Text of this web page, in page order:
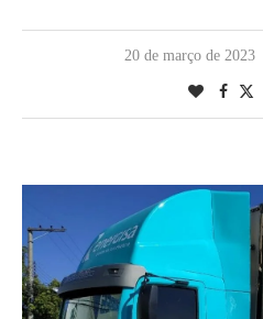
20 de março de 2023